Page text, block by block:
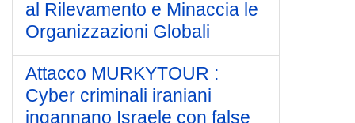
al Rilevamento e Minaccia le
Organizzazioni Globali
Attacco MURKYTOUR :
Cyber criminali iraniani
ingannano Israele con false